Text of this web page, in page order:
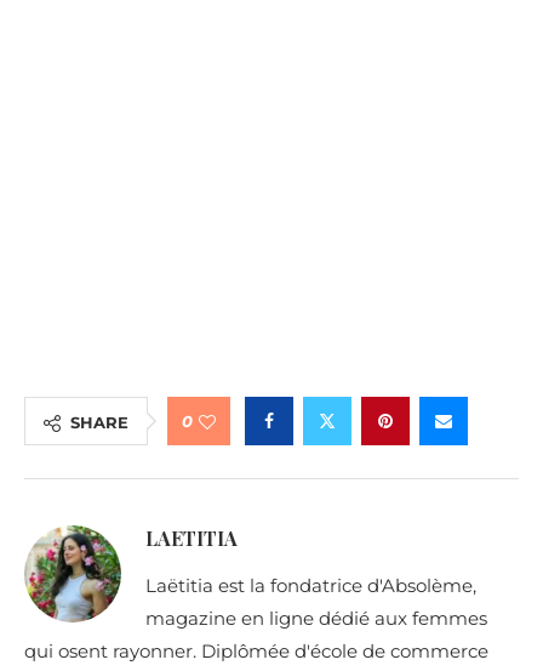
SHARE 0
LAETITIA
Laëtitia est la fondatrice d'Absolème,
magazine en ligne dédié aux femmes
qui osent rayonner. Diplômée d'école de commerce